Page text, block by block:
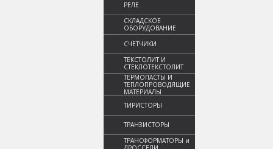
РЕЛЕ
СКЛАДСКОЕ
ОБОРУДОВАНИЕ
СЧЕТЧИКИ
ТЕКСТОЛИТ И
СТЕКЛОТЕКСТОЛИТ
ТЕРМОПАСТЫ И
ТЕПЛОПРОВОДЯЩИЕ
МАТЕРИАЛЫ
ТИРИСТОРЫ
ТРАНЗИСТОРЫ
ТРАНСФОРМАТОРЫ и